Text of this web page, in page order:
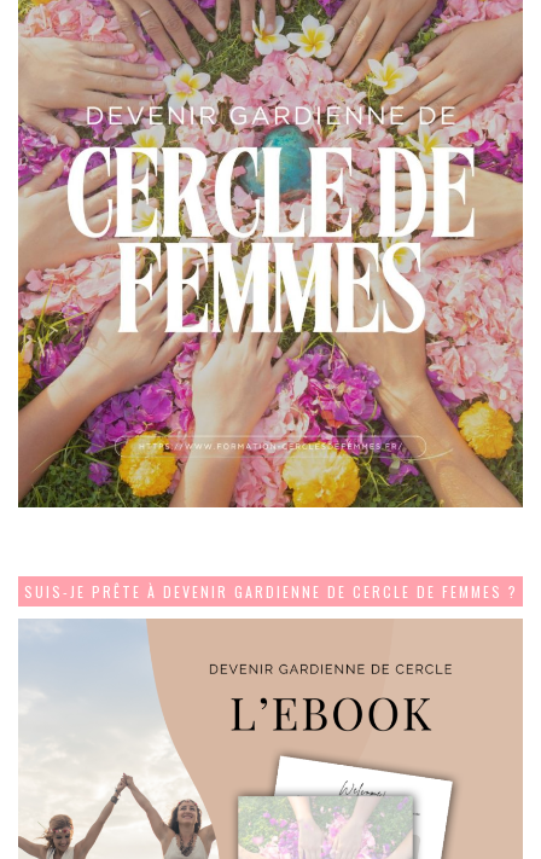
SUIS-JE PRÊTE À DEVENIR GARDIENNE DE CERCLE DE FEMMES ?